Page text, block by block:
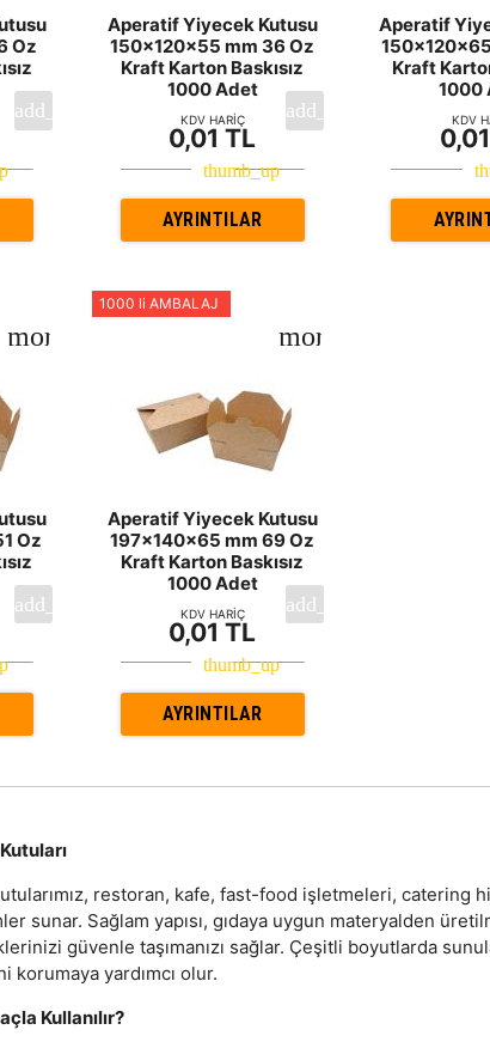
Oz
Aperatif Yiyecek Kutusu
150x120x55 mm 36 Oz
Kraft Karton Baskısız
1000 Adet
KDV HARİÇ
0,01 TL
AYRINTILAR
Aperatif
Kraft
1000
KDV
Oz
1000 li AMBALAJ
Aperatif Yiyecek Kutusu
197x140x65 mm 69 Oz
Kraft Karton Baskısız
1000 Adet
KDV HARİÇ
0,01 TL
AYRINTILAR
restoran, kafe, fast-food işletmeleri, catering
sunar. Sağlam yapısı, gıdaya uygun materyalden
güvenle taşımanızı sağlar. Çeşitli boyutlarda
korumaya yardımcı olur.
Kullanılır?